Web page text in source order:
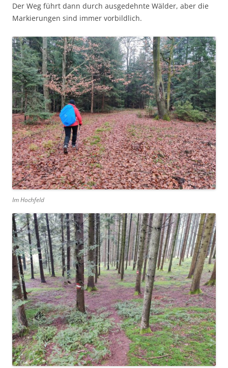
Der Weg führt dann durch ausgedehnte Wälder, aber die
Markierungen sind immer vorbildlich.
Im Hochfeld